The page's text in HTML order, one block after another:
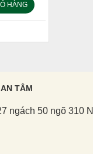
HÀNG
TÂM
ngách 50 ngõ 310